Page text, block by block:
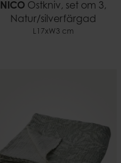
NICOOstkniv, set om 3,
Natur/silverfärgad
L17xW3 cm